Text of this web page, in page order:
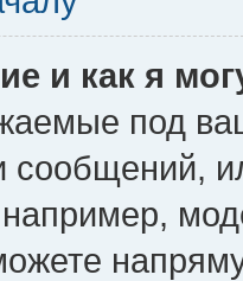
и как я
под
сообщений,